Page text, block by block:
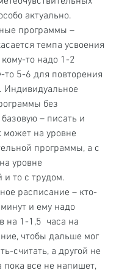
актуально.
программы –
темпа усвоения
то надо 1-2
то 5-6 для повторения
Индивидуальное
без
– писать и
может на уровне
программы, а с
уровне
и то с трудом.
расписание – кто-
и ему надо
на 1-1,5  часа на
чтобы дальше мог
считать, а другой не
пока все не напишет,